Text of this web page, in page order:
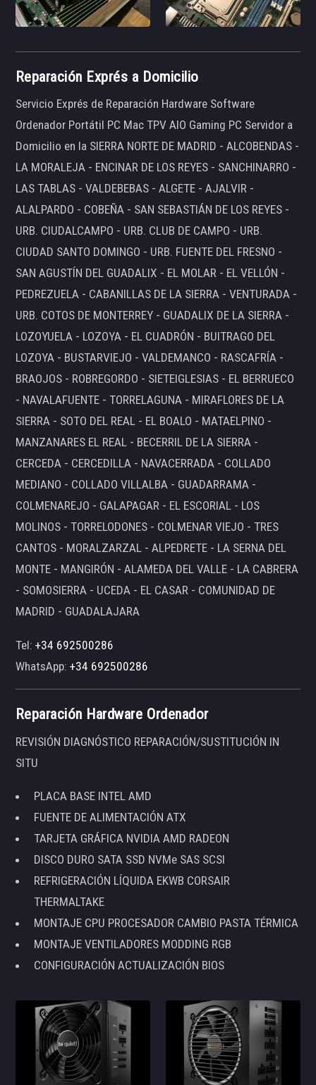
Reparación Exprés a Domicilio
Servicio Exprés de Reparación Hardware Software
Ordenador Portátil PC Mac TPV AIO Gaming PC Servidor a
Domicilio en la SIERRA NORTE DE MADRID - ALCOBENDAS -
LA MORALEJA - ENCINAR DE LOS REYES - SANCHINARRO -
LAS TABLAS - VALDEBEBAS - ALGETE - AJALVIR -
ALALPARDO - COBEÑA - SAN SEBASTIÁN DE LOS REYES -
URB. CIUDALCAMPO - URB. CLUB DE CAMPO - URB.
CIUDAD SANTO DOMINGO - URB. FUENTE DEL FRESNO -
SAN AGUSTÍN DEL GUADALIX - EL MOLAR - EL VELLÓN -
PEDREZUELA - CABANILLAS DE LA SIERRA - VENTURADA -
URB. COTOS DE MONTERREY - GUADALIX DE LA SIERRA -
LOZOYUELA - LOZOYA - EL CUADRÓN - BUITRAGO DEL
LOZOYA - BUSTARVIEJO - VALDEMANCO - RASCAFRÍA -
BRAOJOS - ROBREGORDO - SIETEIGLESIAS - EL BERRUECO
- NAVALAFUENTE - TORRELAGUNA - MIRAFLORES DE LA
SIERRA - SOTO DEL REAL - EL BOALO - MATAELPINO -
MANZANARES EL REAL - BECERRIL DE LA SIERRA -
CERCEDA - CERCEDILLA - NAVACERRADA - COLLADO
MEDIANO - COLLADO VILLALBA - GUADARRAMA -
COLMENAREJO - GALAPAGAR - EL ESCORIAL - LOS
MOLINOS - TORRELODONES - COLMENAR VIEJO - TRES
CANTOS - MORALZARZAL - ALPEDRETE - LA SERNA DEL
MONTE - MANGIRÓN - ALAMEDA DEL VALLE - LA CABRERA
- SOMOSIERRA - UCEDA - EL CASAR - COMUNIDAD DE
MADRID - GUADALAJARA
Tel:+34 692500286
WhatsApp:+34 692500286
Reparación Hardware Ordenador
REVISIÓN DIAGNÓSTICO REPARACIÓN/SUSTITUCIÓN IN
SITU
PLACA BASE INTEL AMD
FUENTE DE ALIMENTACIÓN ATX
TARJETA GRÁFICA NVIDIA AMD RADEON
DISCO DURO SATA SSD NVMe SAS SCSI
REFRIGERACIÓN LÍQUIDA EKWB CORSAIR
THERMALTAKE
MONTAJE CPU PROCESADOR CAMBIO PASTA TÉRMICA
MONTAJE VENTILADORES MODDING RGB
CONFIGURACIÓN ACTUALIZACIÓN BIOS